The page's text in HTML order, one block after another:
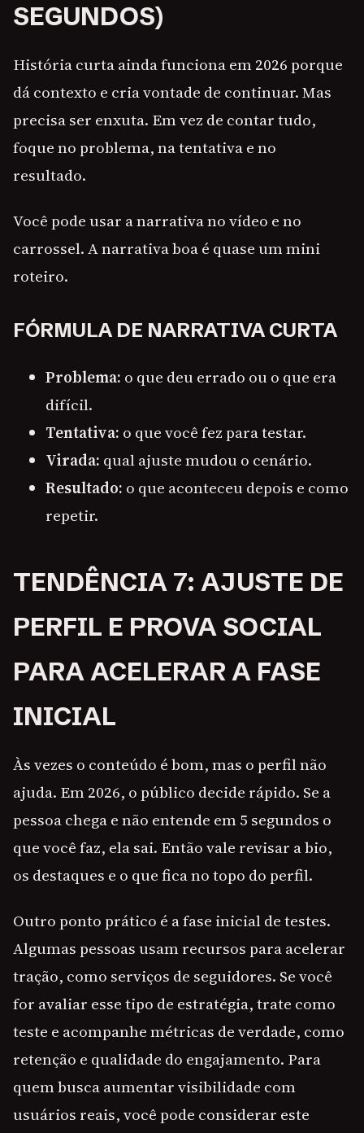
SEGUNDOS)
História curta ainda funciona em 2026 porque
dá contexto e cria vontade de continuar. Mas
precisa ser enxuta. Em vez de contar tudo,
foque no problema, na tentativa e no
resultado.
Você pode usar a narrativa no vídeo e no
carrossel. A narrativa boa é quase um mini
roteiro.
FÓRMULA DE NARRATIVA CURTA
Problema: o que deu errado ou o que era
difícil.
Tentativa: o que você fez para testar.
Virada: qual ajuste mudou o cenário.
Resultado: o que aconteceu depois e como
repetir.
TENDÊNCIA 7: AJUSTE DE
PERFIL E PROVA SOCIAL
PARA ACELERAR A FASE
INICIAL
Às vezes o conteúdo é bom, mas o perfil não
ajuda. Em 2026, o público decide rápido. Se a
pessoa chega e não entende em 5 segundos o
que você faz, ela sai. Então vale revisar a bio,
os destaques e o que fica no topo do perfil.
Outro ponto prático é a fase inicial de testes.
Algumas pessoas usam recursos para acelerar
tração, como serviços de seguidores. Se você
for avaliar esse tipo de estratégia, trate como
teste e acompanhe métricas de verdade, como
retenção e qualidade do engajamento. Para
quem busca aumentar visibilidade com
usuários reais, você pode considerar este